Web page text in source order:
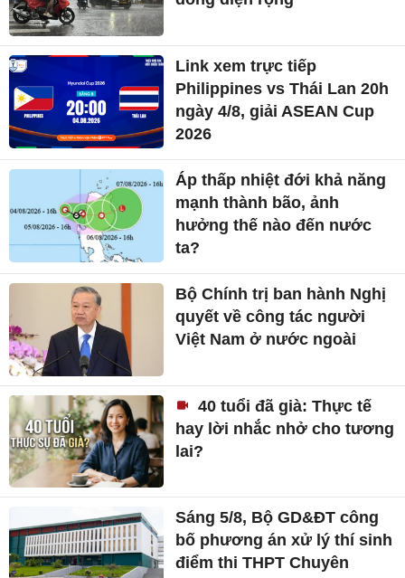
Link xem trực tiếp
Philippines vs Thái Lan 20h
ngày 4/8, giải ASEAN Cup
2026
Áp thấp nhiệt đới khả năng
mạnh thành bão, ảnh
hưởng thế nào đến nước
ta?
Bộ Chính trị ban hành Nghị
quyết về công tác người
Việt Nam ở nước ngoài
40 tuổi đã già: Thực tế
hay lời nhắc nhở cho tương
lai?
Sáng 5/8, Bộ GD&ĐT công
bố phương án xử lý thí sinh
điểm thi THPT Chuyên